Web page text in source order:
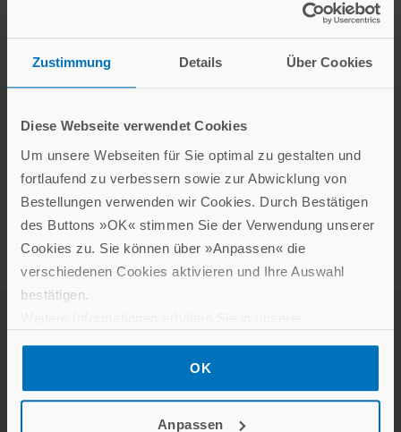
Zustimmung Details Über Cookies
Diese Webseite verwendet Cookies
Um unsere Webseiten für Sie optimal zu gestalten und
fortlaufend zu verbessern sowie zur Abwicklung von
Bestellungen verwenden wir Cookies. Durch Bestätigen
des Buttons »OK« stimmen Sie der Verwendung unserer
Cookies zu. Sie können über »Anpassen« die
verschiedenen Cookies aktivieren und Ihre Auswahl
bestätigen.
OK
Anpassen
ISIN: DE 0007217507
Veröffentlichung Jahresabschluss 2025: 03.04.2026
Veröffentlichung Halbjahresbericht 2025: 25.09.2025
Finanzkalender im PDF-Format
PRODUKTSICHERHEIT